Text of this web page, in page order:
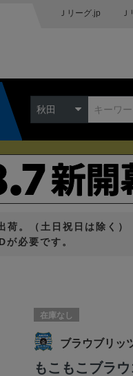
Ｊリーグ.jp
秋田
。（土日祝日は除く）
が必要です。
在庫なし
ブラウブリッ
もこもこブラ